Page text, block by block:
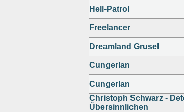
Hell-Patrol
Freelancer
Dreamland Grusel
Cungerlan
Cungerlan
Christoph Schwarz -
Übersinnlichen